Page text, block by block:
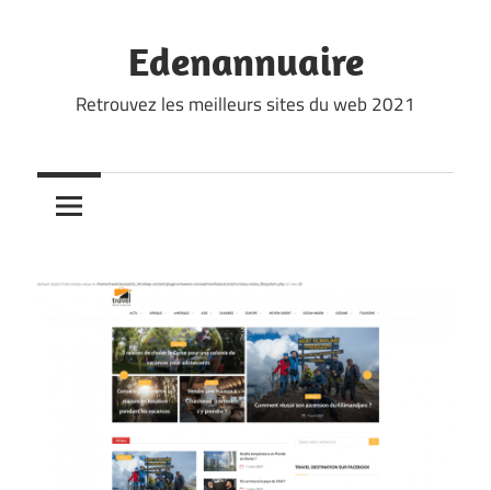
Edenannuaire
Retrouvez les meilleurs sites du web 2021